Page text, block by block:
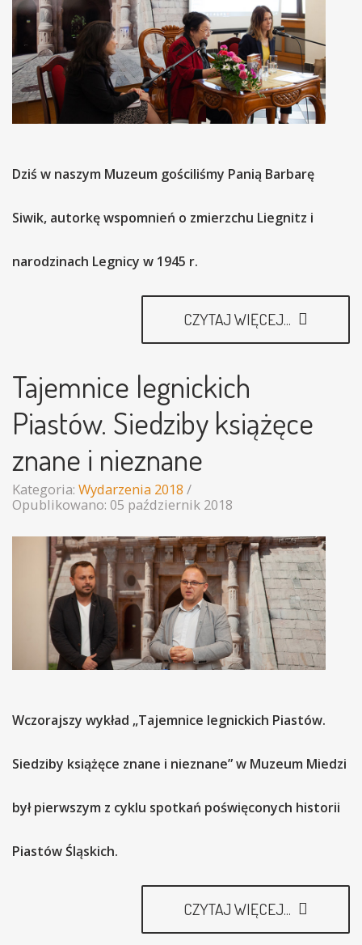
Dziś w naszym Muzeum gościliśmy Panią Barbarę
Siwik, autorkę wspomnień o zmierzchu Liegnitz i
narodzinach Legnicy w 1945 r.
CZYTAJ WIĘCEJ...
Tajemnice legnickich
Piastów. Siedziby książęce
znane i nieznane
Kategoria: Wydarzenia 2018
Opublikowano: 05 październik 2018
Wczorajszy wykład „Tajemnice legnickich Piastów.
Siedziby książęce znane i nieznane” w Muzeum Miedzi
był pierwszym z cyklu spotkań poświęconych historii
Piastów Śląskich.
CZYTAJ WIĘCEJ...